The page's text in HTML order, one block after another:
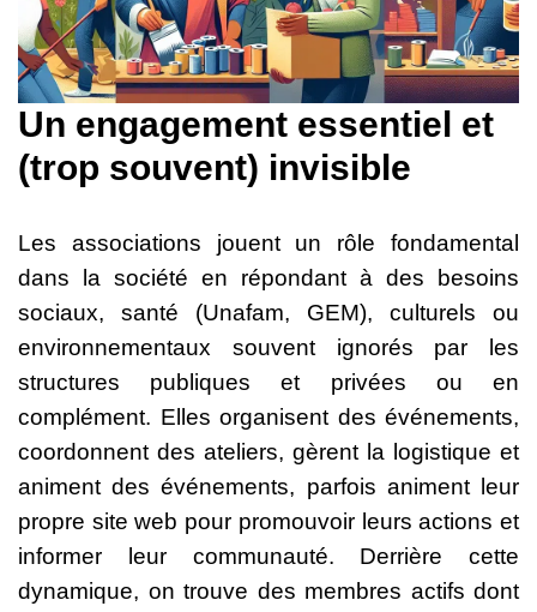
Un engagement essentiel et
(trop souvent) invisible
Les associations jouent un rôle fondamental
dans la société en répondant à des besoins
sociaux, santé (Unafam, GEM), culturels ou
environnementaux souvent ignorés par les
structures publiques et privées ou en
complément. Elles organisent des événements,
coordonnent des ateliers, gèrent la logistique et
animent des événements, parfois animent leur
propre site web pour promouvoir leurs actions et
informer leur communauté. Derrière cette
dynamique, on trouve des membres actifs dont